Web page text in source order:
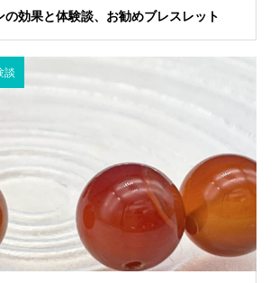
の効果と体験談、お勧めブレスレット
談